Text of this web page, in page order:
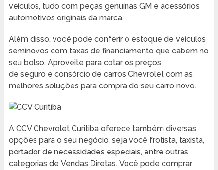
veículos, tudo com peças genuínas GM e acessórios
automotivos originais da marca.
Além disso, você pode conferir o estoque de veículos
seminovos com taxas de financiamento que cabem no
seu bolso. Aproveite para cotar os preços
de seguro e consórcio de carros Chevrolet com as
melhores soluções para compra do seu carro novo.
A CCV Chevrolet Curitiba oferece também diversas
opções para o seu negócio, seja você frotista, taxista,
portador de necessidades especiais, entre outras
categorias de Vendas Diretas. Você pode comprar